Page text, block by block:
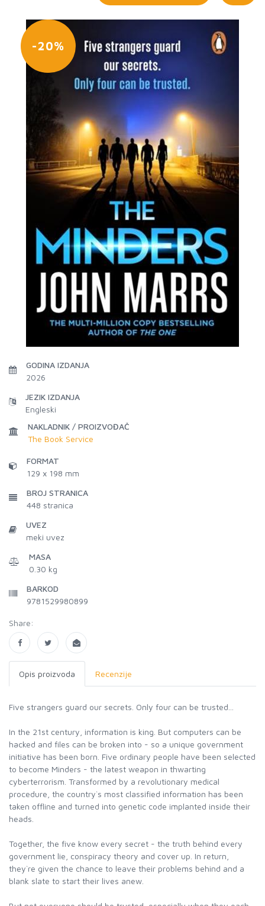
-20%
GODINA IZDANJA
2026
JEZIK IZDANJA
Engleski
NAKLADNIK / PROIZVOĐAČ
The Book Service
FORMAT
129 x 198 mm
BROJ STRANICA
448 stranica
UVEZ
meki uvez
MASA
0.30 kg
BARKOD
9781529980899
Share:
Opis proizvoda Recenzije
Five strangers guard our secrets. Only four can be trusted...
In the 21st century, information is king. But computers can be
hacked and files can be broken into - so a unique government
initiative has been born. Five ordinary people have been selected
to become Minders - the latest weapon in thwarting
cyberterrorism. Transformed by a revolutionary medical
procedure, the country`s most classified information has been
taken offline and turned into genetic code implanted inside their
heads.
Together, the five know every secret - the truth behind every
government lie, conspiracy theory and cover up. In return,
they`re given the chance to leave their problems behind and a
blank slate to start their lives anew.